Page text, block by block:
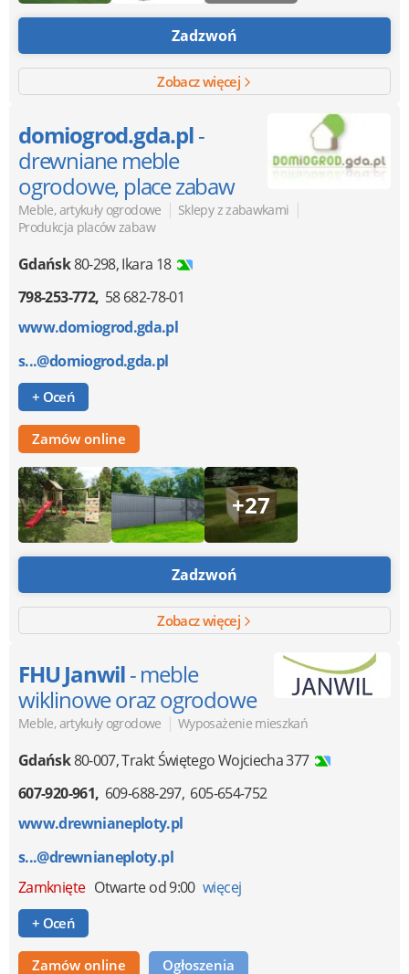
Zadzwoń
Zobacz więcej
domiogrod.gda.pl-
drewniane meble
ogrodowe, place zabaw
Meble, artykuły ogrodowe | Sklepy z zabawkami |
Produkcja placów zabaw
Gdańsk80-298,Ikara 18
798-253-772 58 682-78-01
www.domiogrod.gda.pl
s...@domiogrod.gda.pl
+ Oceń
Zamów online
+27
Zadzwoń
Zobacz więcej
FHU Janwil- meble
wiklinowe oraz ogrodowe
Meble, artykuły ogrodowe | Wyposażenie mieszkań
Gdańsk80-007,Trakt Świętego Wojciecha 377
607-920-961 609-688-297 605-654-752
www.drewnianeploty.pl
s...@drewnianeploty.pl
Zamknięte Otwarte od 9:00 więcej
+ Oceń
Zamów online Ogłoszenia